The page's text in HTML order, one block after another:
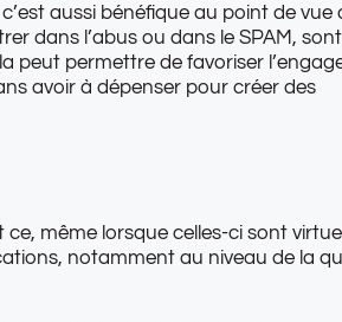
aussi bénéfique au point de vue
dans l’abus ou dans le SPAM, sont
peut permettre de favoriser
avoir à dépenser pour créer des
même lorsque celles-ci sont
notamment au niveau de la